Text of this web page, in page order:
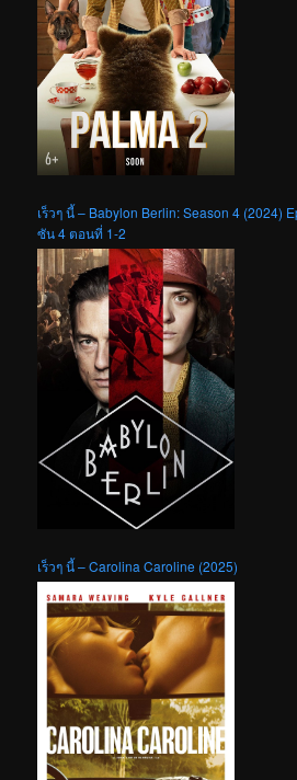
เร็วๆ นี้ – Babylon Berlin: Season 4 (2024)
ซัน 4 ตอนที่ 1-2
เร็วๆ นี้ – Carolina Caroline (2025)